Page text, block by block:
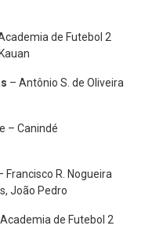
de Futebol 2
– Antônio S. de Oliveira
– Canindé
Francisco R. Nogueira
João Pedro
de Futebol 2